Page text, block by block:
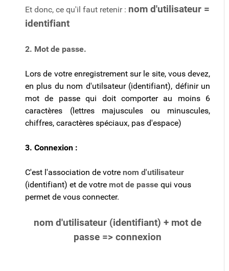
Et donc, ce qu'il faut retenir : nom d'utilisateur =
identifiant
2. Mot de passe.
Lors de votre enregistrement sur le site, vous devez,
en plus du nom d'utilsateur (identifiant), définir un
mot de passe qui doit comporter au moins 6
caractères (lettres majuscules ou minuscules,
chiffres, caractères spéciaux, pas d'espace)
3. Connexion :
C'est l'association de votre nom d'utilisateur
(identifiant) et de votre mot de passe qui vous
permet de vous connecter.
nom d'utilisateur (identifiant) + mot de
passe => connexion